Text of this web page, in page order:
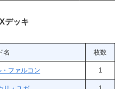
デッキ
名 枚数
ファルコン 1